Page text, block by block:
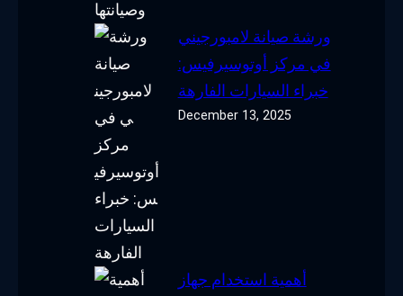
ورشة صيانة لامبورجيني
في مركز أوتوسيرفيس:
خبراء السيارات الفارهة
December 13, 2025
أهمية استخدام جهاز